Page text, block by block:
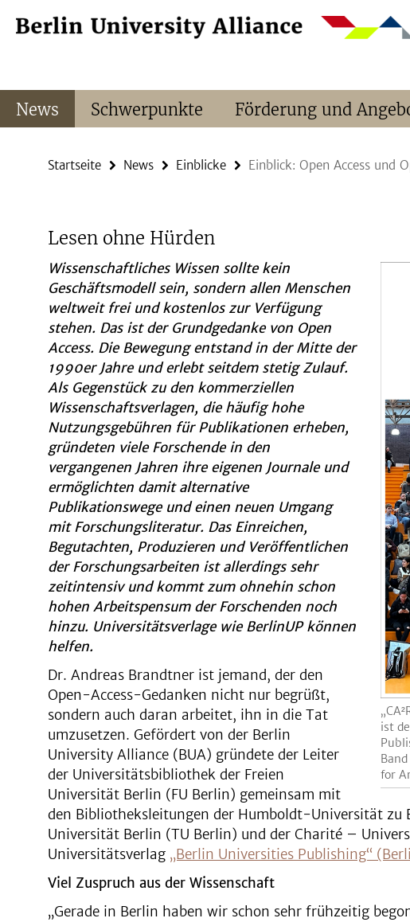
direkt
Service-
News Schwerpunkte Förderung und
Startseite News Einblicke Einblick: Open Access und
Lesen ohne Hürden
ist
for
Wissenschaftliches Wissen sollte kein
Geschäftsmodell sein, sondern allen Menschen
weltweit frei und kostenlos zur Verfügung
stehen. Das ist der Grundgedanke von Open
Access. Die Bewegung entstand in der Mitte der
1990er Jahre und erlebt seitdem stetig Zulauf.
Als Gegenstück zu den kommerziellen
Wissenschaftsverlagen, die häufig hohe
Nutzungsgebühren für Publikationen erheben,
gründeten viele Forschende in den
vergangenen Jahren ihre eigenen Journale und
ermöglichten damit alternative
Publikationswege und einen neuen Umgang
mit Forschungsliteratur. Das Einreichen,
Begutachten, Produzieren und Veröffentlichen
der Forschungsarbeiten ist allerdings sehr
zeitintensiv und kommt zum ohnehin schon
hohen Arbeitspensum der Forschenden noch
hinzu. Universitätsverlage wie BerlinUP können
helfen.
Dr. Andreas Brandtner ist jemand, der den
Open-Access-Gedanken nicht nur begrüßt,
sondern auch daran arbeitet, ihn in die Tat
umzusetzen. Gefördert von der Berlin
University Alliance (BUA) gründete der Leiter
der Universitätsbibliothek der Freien
Universität Berlin (FU Berlin) gemeinsam mit
den Bibliotheksleitungen der Humboldt-Universität zu
Universität Berlin (TU Berlin) und der Charité –
Universitätsverlag „Berlin Universities Publishing“
Viel Zuspruch aus der Wissenschaft
„Gerade in Berlin haben wir schon sehr frühzeitig